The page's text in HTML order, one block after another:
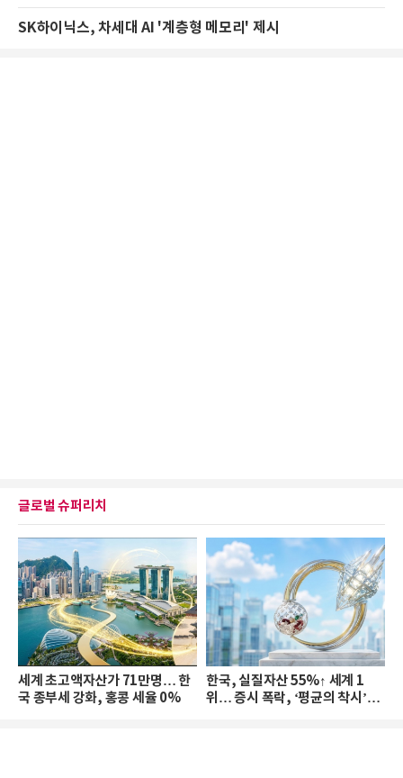
SK하이닉스, 차세대 AI '계층형 메모리' 제시
글로벌 슈퍼리치
세계 초고액자산가 71만명… 한
국 종부세 강화, 홍콩 세율 0%
한국, 실질자산 55%↑ 세계 1
위… 증시 폭락, ‘평균의 착시’와